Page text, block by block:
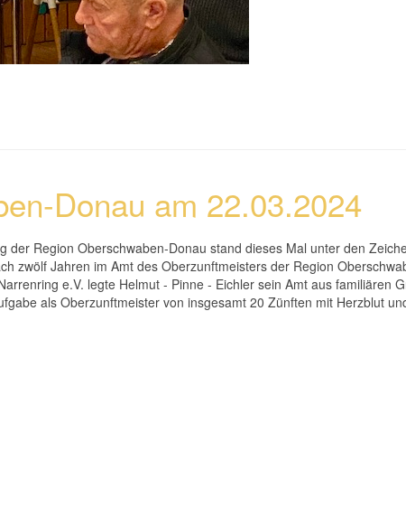
Donau am 22.03.2024
der Region Oberschwaben-Donau stand dieses Mal unter den
zwölf Jahren im Amt des Oberzunftmeisters der Region
e.V. legte Helmut - Pinne - Eichler sein Amt aus familiären
als Oberzunftmeister von insgesamt 20 Zünften mit Herzblut